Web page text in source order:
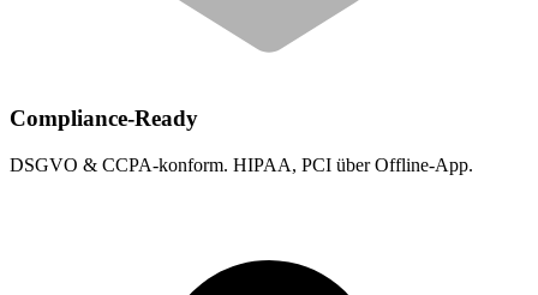
Compliance-Ready
DSGVO & CCPA-konform. HIPAA, PCI über Offline-App.